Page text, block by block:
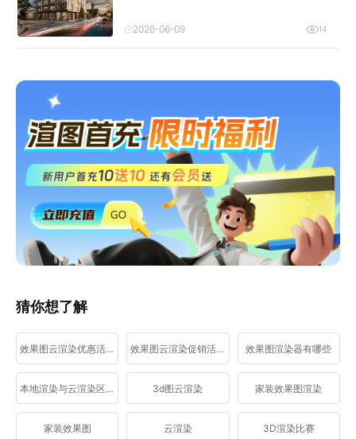
2026-06-09 14
猜你想了解
效果图云渲染优惠活动 效果图云渲染促销活动 效果图渲染器有哪些
本地渲染与云渲染区别 3d图云渲染 家装效果图渲染
家装效果图 云渲染 3D渲染比赛